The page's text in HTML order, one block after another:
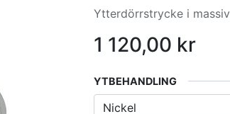
Ytterdörrstrycke i
1 120,00 kr
YTBEHANDLING